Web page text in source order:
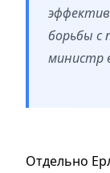
борьбы с
министр
Отдельно